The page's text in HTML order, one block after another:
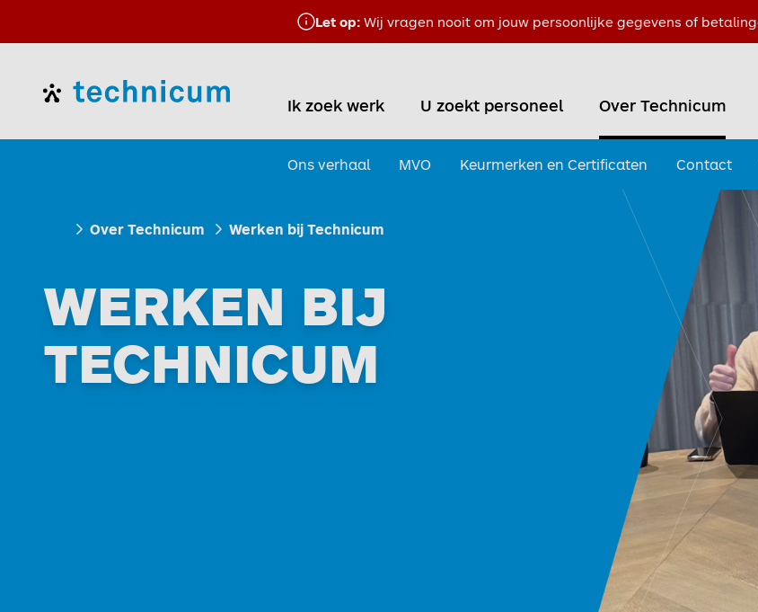
Let op:Wij vragen nooit om jouw persoonlijke gegevens of
Home Ik zoek werk U zoekt personeel Over Technicum
Ons verhaal MVO Keurmerken en Certificaten Contact
Over Technicum Werken bij Technicum
WERKEN BIJ
TECHNICUM